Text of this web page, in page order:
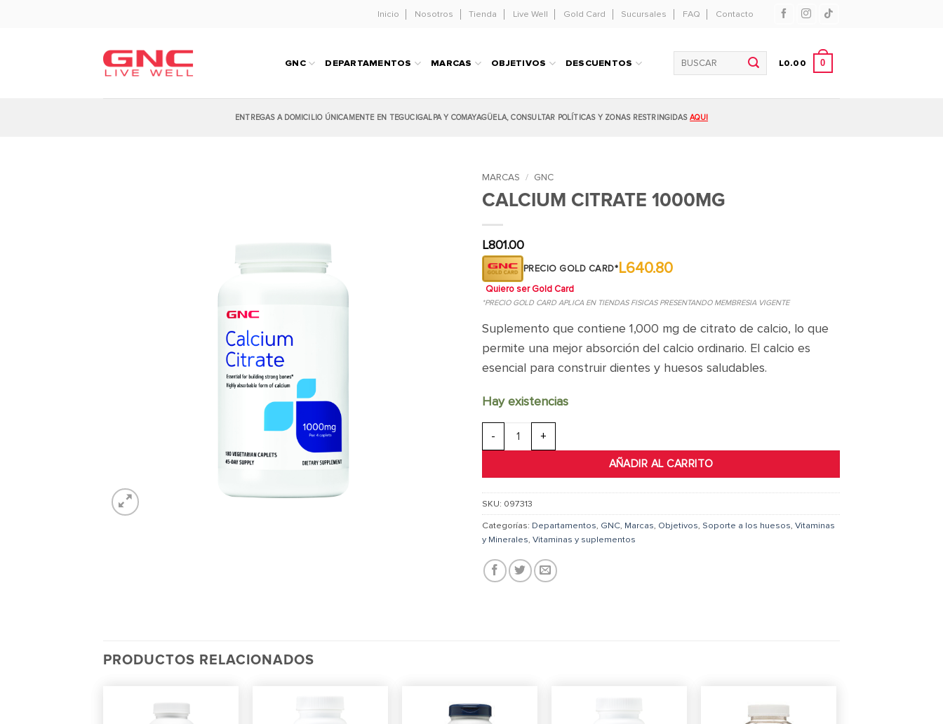
Inicio Nosotros Tienda Live Well Gold Card Sucursales FAQ Contacto
GNC DEPARTAMENTOS MARCAS OBJETIVOS DESCUENTOS
Buscar
L0.00 0
ENTREGAS A DOMICILIO ÚNICAMENTE EN TEGUCIGALPA Y COMAYAGÜELA, CONSULTAR POLÍTICAS Y ZONAS RESTRINGIDAS AQUI
MARCAS / GNC
CALCIUM CITRATE 1000MG
L801.00
PRECIO GOLD CARD*L640.80
Quiero ser Gold Card
*PRECIO GOLD CARD APLICA EN TIENDAS FISICAS PRESENTANDO MEMBRESIA VIGENTE
Suplemento que contiene 1,000 mg de citrato de calcio, lo que
permite una mejor absorción del calcio ordinario. El calcio es
esencial para construir dientes y huesos saludables.
Hay existencias
Calcium Citrate 1000mg cantidad
AÑADIR AL CARRITO
SKU: 097313
Categorías: Departamentos, GNC, Marcas, Objetivos, Soporte a los huesos, Vitaminas
y Minerales, Vitaminas y suplementos
PRODUCTOS RELACIONADOS